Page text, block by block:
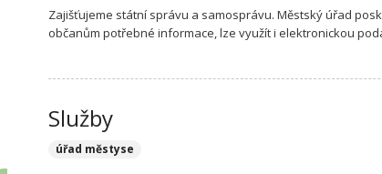
Zajišťujeme státní správu a samosprávu. Městský úřad
občanům potřebné informace, lze využít i elektronickou
Služby
úřad městyse